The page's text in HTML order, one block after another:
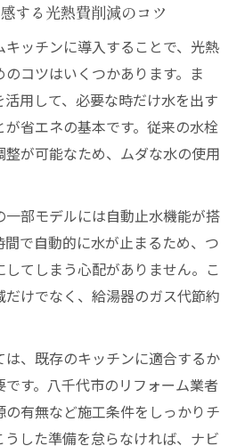
する光熱費削減のコツ
ッチンに導入することで、光熱
コツはいくつかあります。ま
用して、必要な時だけ水を出す
省エネの基本です。従来の水栓
整が可能なため、ムダな水の使用
一部モデルには自動止水機能が搭
で自動的に水が止まるため、つ
てしまう心配がありません。こ
けでなく、給湯器のガス代節約
、既存のキッチンに適合するか
す。八千代市のリフォーム業者
の有無など施工条件をしっかりチ
した準備を怠らなければ、ナビ